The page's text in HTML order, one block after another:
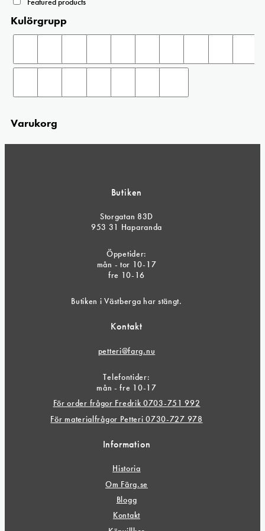
Kulörgrupp
Varukorg
Butiken
Storgatan 83D
953 31 Haparanda
Öppetider:
mån - tor 10-17
fre 10-16
Butiken i Västberga har stängt.
Kontakt
petteri@farg.nu
Telefontider:
mån - fre 10-17
För order frågor Fredrik 0703-751 992
För materialfrågor Petteri 0730-727 978
Information
Historia
Om Färg.se
Blogg
Kontakt